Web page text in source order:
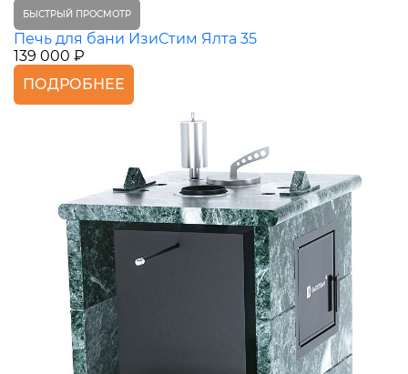
БЫСТРЫЙ ПРОСМОТР
Печь для бани ИзиСтим Ялта 35
139 000 ₽
ПОДРОБНЕЕ